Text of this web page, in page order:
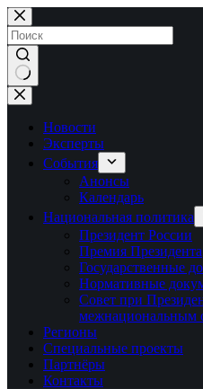
Перейти
к
сути
Ничего
не
найденоНовости
Эксперты
События
Анонсы
Календарь
Национальная политика
Президент России
Премия Президента
Государственные
Нормативные
Совет при
межнациональным
Регионы
Специальные проекты
Партнёры
Контакты